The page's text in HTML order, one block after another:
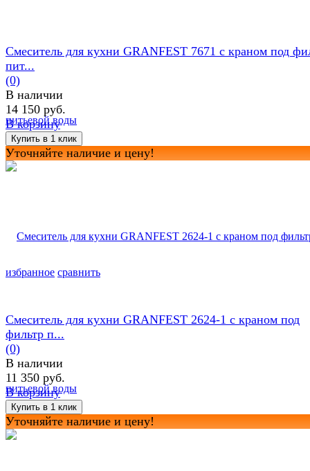
избранное сравнить
Смеситель для кухни GRANFEST 7671 с краном под
пит...
(0)
В наличии
14 150 руб.
В корзину
Уточняйте наличие и цену!
Смеситель для кухни GRANFEST 2624-1 с краном под
фильтр п...
(0)
В наличии
11 350 руб.
В корзину
Уточняйте наличие и цену!